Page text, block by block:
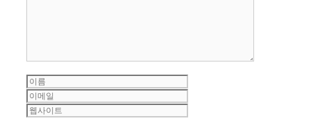
이
름